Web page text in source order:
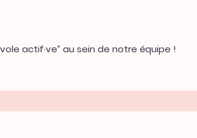
actif·ve” au sein de notre équipe !